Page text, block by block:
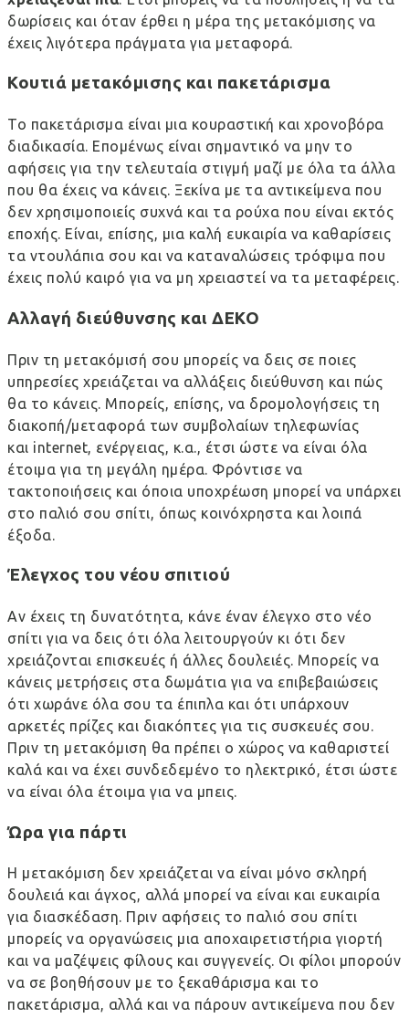
δωρίσεις και όταν έρθει η μέρα της μετακόμισης να
έχεις λιγότερα πράγματα για μεταφορά.
Κουτιά μετακόμισης και πακετάρισμα
Το πακετάρισμα είναι μια κουραστική και χρονοβόρα
διαδικασία. Επομένως είναι σημαντικό να μην το
αφήσεις για την τελευταία στιγμή μαζί με όλα τα άλλα
που θα έχεις να κάνεις. Ξεκίνα με τα αντικείμενα που
δεν χρησιμοποιείς συχνά και τα ρούχα που είναι εκτός
εποχής. Είναι, επίσης, μια καλή ευκαιρία να καθαρίσεις
τα ντουλάπια σου και να καταναλώσεις τρόφιμα που
έχεις πολύ καιρό για να μη χρειαστεί να τα μεταφέρεις.
Αλλαγή διεύθυνσης και ΔΕΚΟ
Πριν τη μετακόμισή σου μπορείς να δεις σε ποιες
υπηρεσίες χρειάζεται να αλλάξεις διεύθυνση και πώς
θα το κάνεις. Μπορείς, επίσης, να δρομολογήσεις τη
διακοπή/μεταφορά των συμβολαίων τηλεφωνίας
και internet, ενέργειας, κ.α., έτσι ώστε να είναι όλα
έτοιμα για τη μεγάλη ημέρα. Φρόντισε να
τακτοποιήσεις και όποια υποχρέωση μπορεί να υπάρχει
στο παλιό σου σπίτι, όπως κοινόχρηστα και λοιπά
έξοδα.
Έλεγχος του νέου σπιτιού
Αν έχεις τη δυνατότητα, κάνε έναν έλεγχο στο νέο
σπίτι για να δεις ότι όλα λειτουργούν κι ότι δεν
χρειάζονται επισκευές ή άλλες δουλειές. Μπορείς να
κάνεις μετρήσεις στα δωμάτια για να επιβεβαιώσεις
ότι χωράνε όλα σου τα έπιπλα και ότι υπάρχουν
αρκετές πρίζες και διακόπτες για τις συσκευές σου.
Πριν τη μετακόμιση θα πρέπει ο χώρος να καθαριστεί
καλά και να έχει συνδεδεμένο το ηλεκτρικό, έτσι ώστε
να είναι όλα έτοιμα για να μπεις.
Ώρα για πάρτι
Η μετακόμιση δεν χρειάζεται να είναι μόνο σκληρή
δουλειά και άγχος, αλλά μπορεί να είναι και ευκαιρία
για διασκέδαση. Πριν αφήσεις το παλιό σου σπίτι
μπορείς να οργανώσεις μια αποχαιρετιστήρια γιορτή
και να μαζέψεις φίλους και συγγενείς. Οι φίλοι μπορούν
να σε βοηθήσουν με το ξεκαθάρισμα και το
πακετάρισμα, αλλά και να πάρουν αντικείμενα που δεν